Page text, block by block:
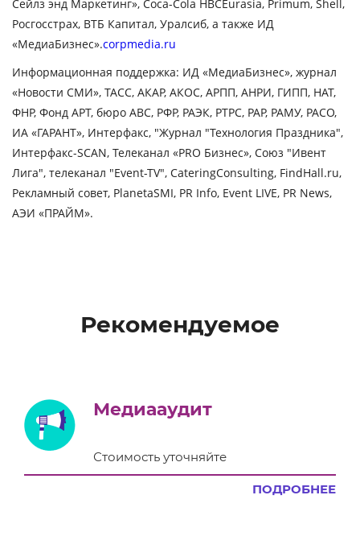
Сейлз энд Маркетинг», Coca-Cola HBCEurasia, Primum, Shell,
Росгосстрах, ВТБ Капитал, Уралсиб, а также ИД
«МедиаБизнес».corpmedia.ru
Информационная поддержка: ИД «МедиаБизнес», журнал
«Новости СМИ», ТАСС, АКАР, АКОС, АРПП, АНРИ, ГИПП, НАТ,
ФНР, Фонд АРТ, бюро АВС, РФР, РАЭК, РТРС, РАР, РАМУ, РАСО,
ИА «ГАРАНТ», Интерфакс, "Журнал "Технология Праздника",
Интерфакс-SCAN, Телеканал «PRO Бизнес», Союз "Ивент
Лига", телеканал "Event-TV", CateringConsulting, FindHall.ru,
Рекламный совет, PlanetaSMI, PR Info, Event LIVE, PR News,
АЭИ «ПРАЙМ».
Рекомендуемое
Медиааудит
Стоимость уточняйте
ПОДРОБНЕЕ